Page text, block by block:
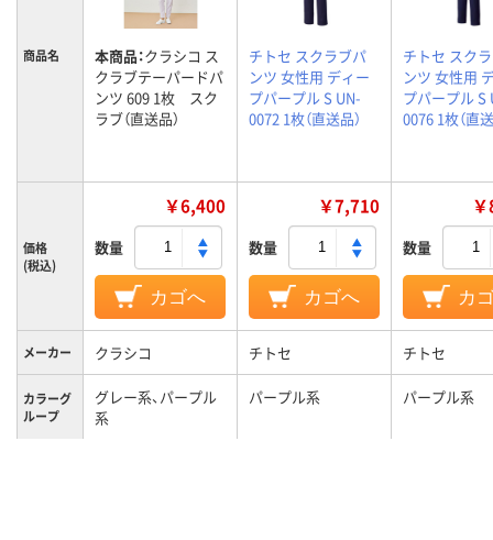
商品名 本商品：クラシコ ス
クラブテーパードパ
ンツ 609 1枚 スク
ラブ（直送品）
チトセ スクラブパ
ンツ 女性用 ディー
プパープル S UN-
0072 1枚（直送品）
チトセ スク
ンツ 女性用
プパープル S
0076 1枚（直
価格
(税込)
￥6,400
数量
カゴへ
￥7,710
数量
カゴへ
数量
カ
メーカー クラシコ チトセ チトセ
カラーグ
ループ
グレー系、パープル
系
パープル系 パープル系